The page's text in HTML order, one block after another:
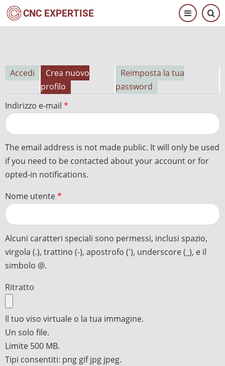
Salta
CNC EXPERTISE
Schede
primarie
Accedi
Crea nuovo
profilo
Reimposta la tua
password
Indirizzo e-mail
The email address is not made public. It will only be used
if you need to be contacted about your account or for
opted-in notifications.
Nome utente
Alcuni caratteri speciali sono permessi, inclusi spazio,
virgola (.), trattino (-), apostrofo ('), underscore (_), e il
simbolo @.
Ritratto
Il tuo viso virtuale o la tua immagine.
Un solo file.
Limite 500 MB.
Tipi consentiti: png gif jpg jpeg.